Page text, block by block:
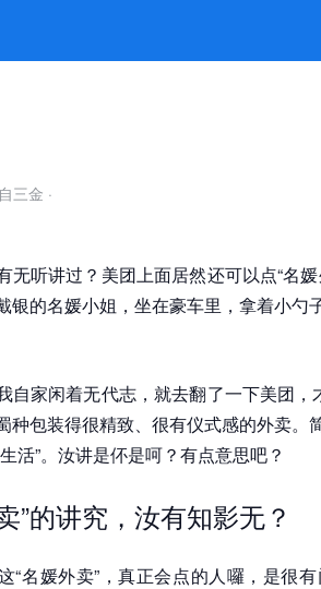
吃气氛囉~ -k8凯发官
三金 ·
无听讲过？美团上面居然还可以点“名
银的名媛小姐，坐在豪车里，拿着小勺
自家闲着无代志，就去翻了一下美团，
种包装得很精致、很有仪式感的外卖。
活”。汝讲是伓是呵？有点意思吧？
”的讲究，汝有知影无？
“名媛外卖”，真正会点的人囉，是很